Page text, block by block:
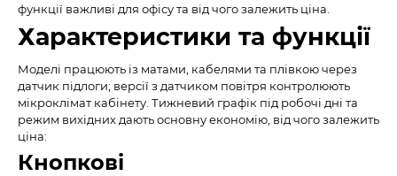
функції важливі для офісу та від чого залежить ціна.
Характеристики та функції
Моделі працюють із матами, кабелями та плівкою через
датчик підлоги; версії з датчиком повітря контролюють
мікроклімат кабінету. Тижневий графік під робочі дні та
режим вихідних дають основну економію, від чого залежить
ціна:
Кнопкові